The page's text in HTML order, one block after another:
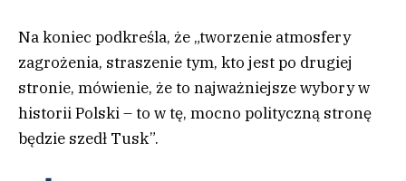
Na koniec podkreśla, że „tworzenie atmosfery
zagrożenia, straszenie tym, kto jest po drugiej
stronie, mówienie, że to najważniejsze wybory w
historii Polski – to w tę, mocno polityczną stronę
będzie szedł Tusk”.